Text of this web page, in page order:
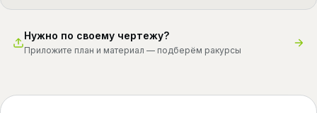
Нужно по своему чертежу?
Приложите план и материал — подберём ракурсы